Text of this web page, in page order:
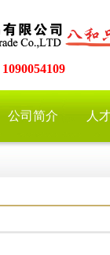
1090054109
公司简介 人